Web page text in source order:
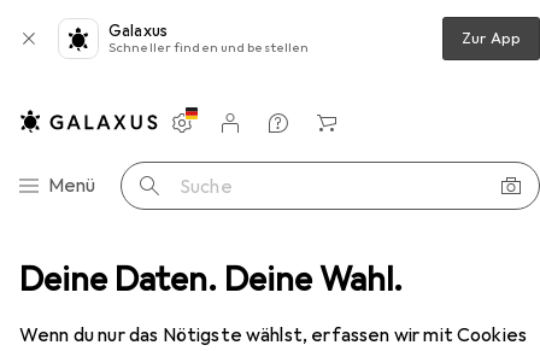
Deine Daten. Deine Wahl.
Wenn du nur das Nötigste wählst, erfassen wir mit Cookies
Galaxus
Schneller finden und bestellen Zur App
Navigation nach Kategorien
Menü Suche
Einstellungen
Kundenkonto
Vergleichslisten
Merklisten
Warenkorb
Snapstyle Hochflor Langflor Teppich Cottage